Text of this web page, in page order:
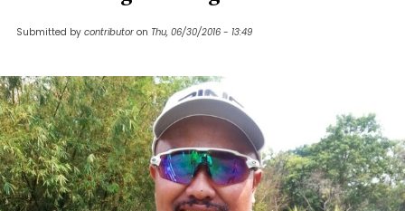
Submitted by contributor on Thu, 06/30/2016 - 13:49